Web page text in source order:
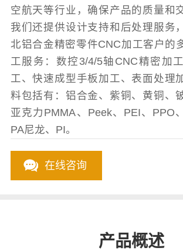
空航天等行业，确保产品的质量和
我们还提供设计支持和后处理服务
北铝合金精密零件CNC加工客户的
工服务：数控3/4/5轴CNC精密加
工、快速成型手板加工、表面处理
料包括有：铝合金、紫铜、黄铜、
亚克力PMMA、Peek、PEI、PPO
PA尼龙、PI。
在线咨询
产品概述